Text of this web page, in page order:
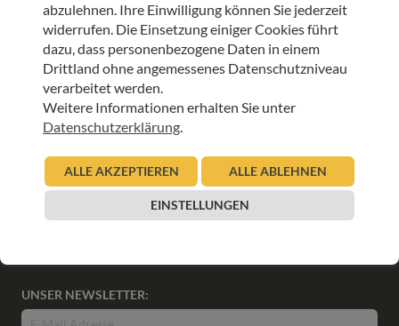
BILDUNG
Projektabschluss: Hospizkultur und Palliative
Care im Pflegeheim (HPCPH) Wohn- und
Pflegeheim Wildschönau
01.03.2021
Sylvia Jöbstl
UNSER NEWSLETTER:
abzulehnen. Ihre Einwilligung können Sie jederzeit
widerrufen. Die Einsetzung einiger Cookies führt
dazu, dass personenbezogene Daten in einem
Drittland ohne angemessenes Datenschutzniveau
verarbeitet werden.
Weitere Informationen erhalten Sie unter
Datenschutzerklärung.
ALLE AKZEPTIEREN ALLE ABLEHNEN
EINSTELLUNGEN